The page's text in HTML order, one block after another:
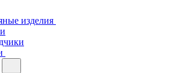
изделия